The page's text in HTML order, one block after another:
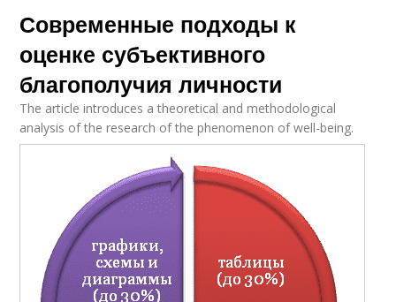
Современные подходы к
оценке субъективного
благополучия личности
The article introduces a theoretical and methodological
analysis of the research of the phenomenon of well-being.